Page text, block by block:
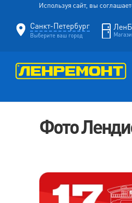
Используя сайт, вы
Санкт-Петербург
Выберите ваш город
Фото